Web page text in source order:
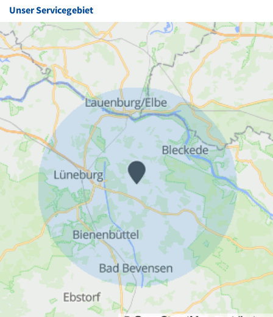
Unser Servicegebiet